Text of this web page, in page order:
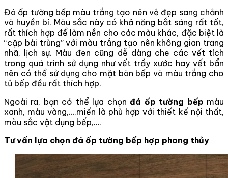
Đá ốp tường bếp màu trắng tạo nên vẻ đẹp sang chảnh
và huyền bí. Màu sắc này có khả năng bắt sáng rất tốt,
rất thích hợp để làm nền cho các màu khác, đặc biệt là
“cặp bài trùng” với màu trắng tạo nên không gian trang
nhã, lịch sự. Màu đen cũng dễ dàng che các vết tích
trong quá trình sử dụng như vết trầy xước hay vết bẩn
nên có thể sử dụng cho mặt bàn bếp và màu trắng cho
tủ bếp đều rất thích hợp.
Ngoài ra, bạn có thể lựa chọnđá ốp tường bếp màu
xanh, màu vàng,….miến là phù hợp với thiết kế nội thất,
màu sắc vật dụng bếp,….
Tư vấn lựa chọn đá ốp tường bếp hợp phong thủy